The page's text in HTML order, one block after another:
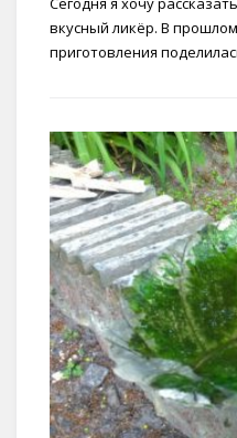
вкусный ликёр. В
приготовления